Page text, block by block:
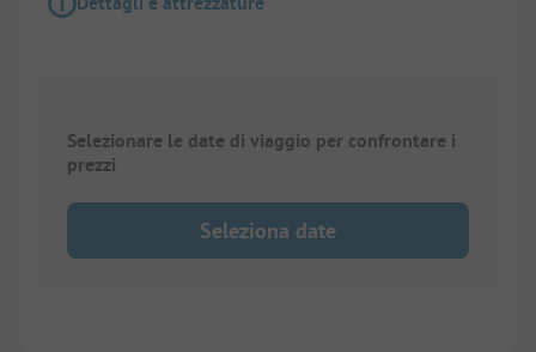
Selezionare le date di viaggio per confrontare i
prezzi
Seleziona date